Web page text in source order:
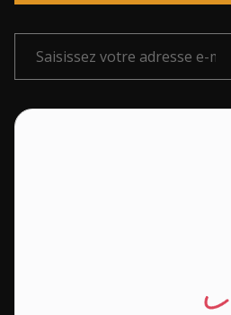
Saisissez votre adresse e-mail…